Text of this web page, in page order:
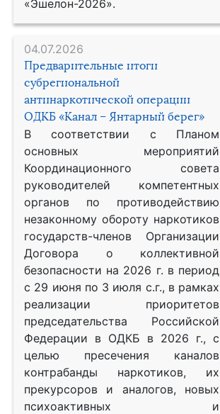
«Эшелон-2026».
04.07.2026
Предварительные итоги
субрегиональной
антинаркотической операции
ОДКБ «Канал – Янтарный берег»
В соответствии с Планом
основных мероприятий
Координационного совета
руководителей компетентных
органов по противодействию
незаконному обороту наркотиков
государств-членов Организации
Договора о коллективной
безопасности на 2026 г. в период
с 29 июня по 3 июля с.г., в рамках
реализации приоритетов
председательства Российской
Федерации в ОДКБ в 2026 г., с
целью пресечения каналов
контрабанды наркотиков, их
прекурсоров и аналогов, новых
психоактивных и